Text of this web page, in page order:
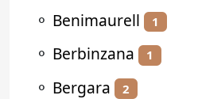
⚬ Benimaurell 1
⚬ Berbinzana 1
⚬ Bergara 2